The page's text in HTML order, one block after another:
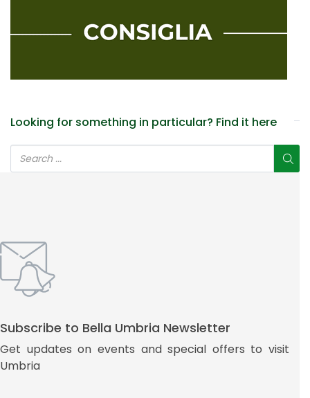
Looking for something in particular? Find it here
Subscribe to Bella Umbria Newsletter
Get updates on events and special offers to visit
Umbria